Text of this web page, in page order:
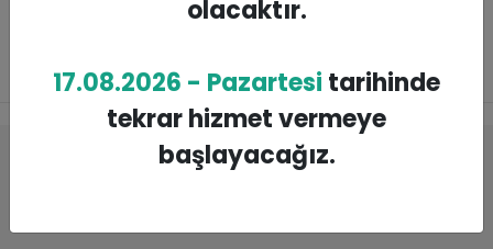
Sıkça
Sorulan
Müşteri Hizmetleri
olacaktır.
17.08.2026 - Pazartesi tarihinde
tekrar hizmet vermeye
başlayacağız.